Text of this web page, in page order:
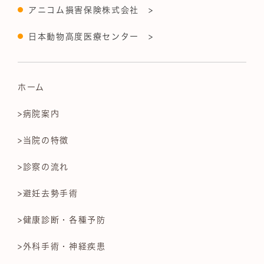
アニコム損害保険株式会社 >
日本動物高度医療センター >
ホーム
>病院案内
>当院の特徴
>診察の流れ
>避妊去勢手術
>健康診断・各種予防
>外科手術・神経疾患